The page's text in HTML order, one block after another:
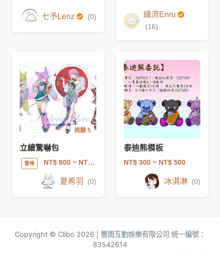
七予Lenz (0) 縁流Enru
(16)
尚餘 5
立繪驚嚇包
暫停 NT$ 800~ NT$ 2000
夏希羽 (0)
泰迪熊模板
NT$ 300 ~ NT$ 500
冰淇淋 (0)
Copyright © Clibo 2026 | 響雨互動娛樂有限公司 統一編號：
83542614